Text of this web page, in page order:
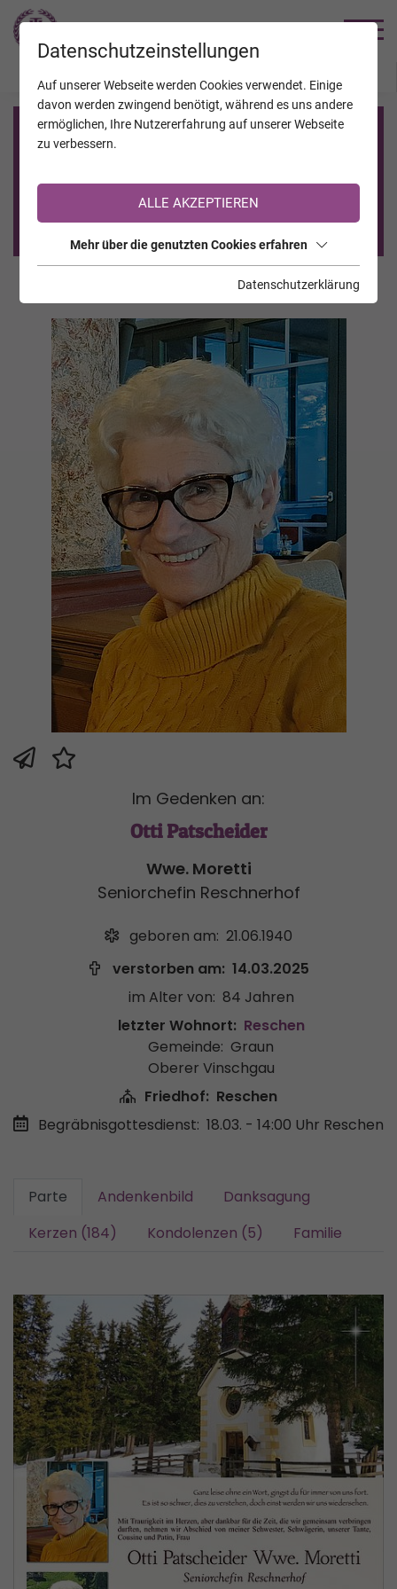
Registrierung auf TrauerHilfe.it
Sie sind noch nicht auf TrauerHilfe.it registriert?
>> zur kostenlosen Registrierung <<
Im Gedenken an:
Otti Patscheider
Wwe. Moretti
Seniorchefin Reschnerhof
geboren am: 21.06.1940
verstorben am: 14.03.2025
im Alter von: 84 Jahren
letzter Wohnort: Reschen
Gemeinde: Graun
Oberer Vinschgau
Friedhof: Reschen
Begräbnisgottesdienst: 18.03. - 14:00 Uhr Reschen
Parte Andenkenbild
Danksagung
Kerzen (184)
Kondolenzen (5) Familie
Datenschutzeinstellungen
Auf unserer Webseite werden Cookies verwendet. Einige
davon werden zwingend benötigt, während es uns andere
ermöglichen, Ihre Nutzererfahrung auf unserer Webseite
zu verbessern.
ALLE AKZEPTIEREN
Mehr über die genutzten Cookies erfahren
Datenschutzerklärung
JAHRESTAGE KALENDER VERSTORBENE